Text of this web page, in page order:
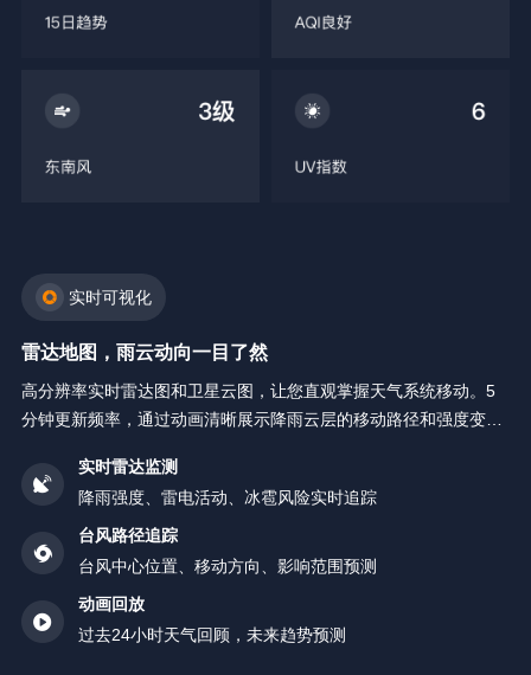
实时可视化
雷达地图，雨云动向一目了然
高分辨率实时雷达图和卫星云图，让您直观掌握天气系统移动。5
分钟更新频率，通过动画清晰展示降雨云层的移动路径和强度变
实时雷达监测
降雨强度、雷电活动、冰雹风险实时追踪
台风路径追踪
台风中心位置、移动方向、影响范围预测
动画回放
过去24小时天气回顾，未来趋势预测